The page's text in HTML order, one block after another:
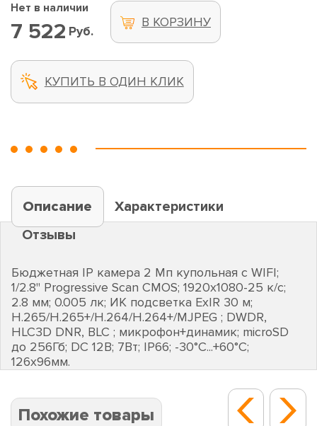
Нет в наличии
7 522 Руб.
В КОРЗИНУ
КУПИТЬ В ОДИН КЛИК
Описание
Характеристики
Отзывы
Бюджетная IP камера 2 Мп купольная с WIFI;
1/2.8" Progressive Scan CMOS; 1920х1080-25 к/с;
2.8 мм; 0.005 лк; ИК подсветка EхIR 30 м;
H.265/H.265+/H.264/H.264+/MJPEG ; DWDR,
HLC3D DNR, BLC ; микрофон+динамик; microSD
до 256Гб; DC 12В; 7Вт; IP66; -30°C...+60°C;
126х96мм.
Похожие товары